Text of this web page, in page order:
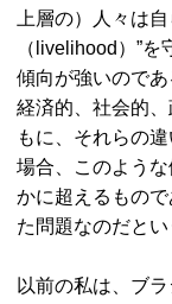
上層の）人々は
（livelihood）”
傾向が強いので
経済的、社会的
もに、それらの
場合、このよう
かに超えるもの
た問題なのだと
以前の私は、ブ